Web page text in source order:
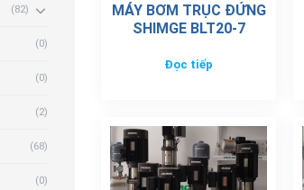
(82)
(0)
(0)
(2)
(68)
(0)
MÁY BƠM TRỤC ĐỨNG
SHIMGE BLT20-7
Đọc tiếp